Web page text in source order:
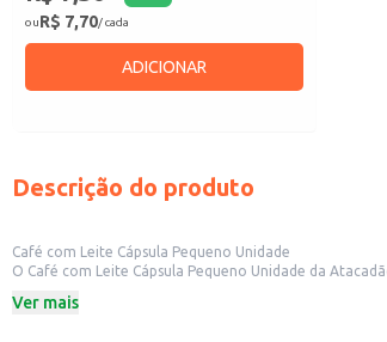
ouR$ 7,70/ cada
ADICIONAR
Descrição do produto
Café com Leite Cápsula Pequeno Unidade
O Café com Leite Cápsula Pequeno Unidade da Atacadão S/A é uma opção prática e
Dicas de uso:
Ver mais